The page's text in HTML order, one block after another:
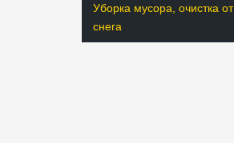
Уборка мусора, очистка от
снега